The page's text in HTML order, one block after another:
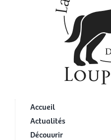
Accueil
Actualités
Découvrir